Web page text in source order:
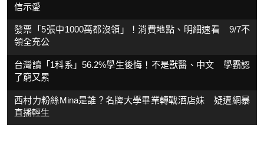
信示愛
發票「5張中1000萬都沒領」！消費地點、明細速看 9/7不
領全充公
台灣讀「1科系」56.2%學生後悔！不是獸醫、中文 學霸認
了窮又累
西村力粉絲Mina是誰？名牌大學畢業轉戰酒店妹 疑遭網暴
直播輕生